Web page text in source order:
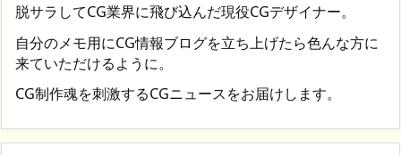
脱サラしてCG業界に飛び込んだ現役CGデザイナー。
自分のメモ用にCG情報ブログを立ち上げたら色んな方に
来ていただけるように。
CG制作魂を刺激するCGニュースをお届けします。